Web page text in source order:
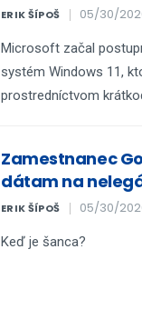
ERIK ŠÍPOŠ 05/30/
Microsoft začal
systém Windows 11,
prostredníctvom
Zamestnanec
dátam na
ERIK ŠÍPOŠ 05/30/
Keď je šanca?